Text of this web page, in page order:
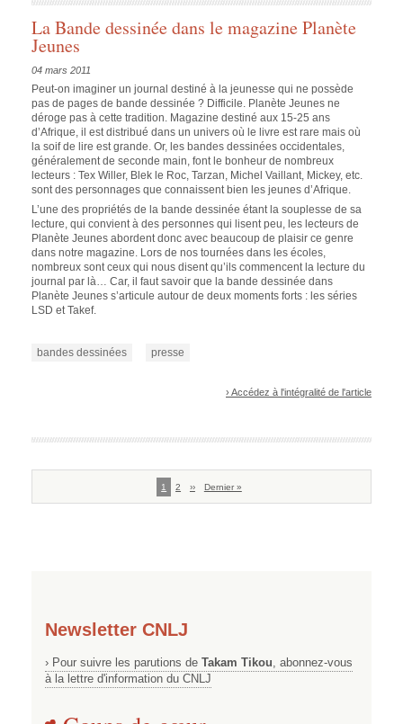
La Bande dessinée dans le magazine Planète
Jeunes
04 mars 2011
Peut-on imaginer un journal destiné à la jeunesse qui ne possède
pas de pages de bande dessinée ? Difficile. Planète Jeunes ne
déroge pas à cette tradition. Magazine destiné aux 15-25 ans
d’Afrique, il est distribué dans un univers où le livre est rare mais où
la soif de lire est grande. Or, les bandes dessinées occidentales,
généralement de seconde main, font le bonheur de nombreux
lecteurs : Tex Willer, Blek le Roc, Tarzan, Michel Vaillant, Mickey, etc.
sont des personnages que connaissent bien les jeunes d’Afrique.
L’une des propriétés de la bande dessinée étant la souplesse de sa
lecture, qui convient à des personnes qui lisent peu, les lecteurs de
Planète Jeunes abordent donc avec beaucoup de plaisir ce genre
dans notre magazine. Lors de nos tournées dans les écoles,
nombreux sont ceux qui nous disent qu’ils commencent la lecture du
journal par là… Car, il faut savoir que la bande dessinée dans
Planète Jeunes s’articule autour de deux moments forts : les séries
LSD etTakef.
bandes dessinées presse
› Accédez à l'intégralité de l'article
Page
1 Page
2
Page
››
Dernière
Dernier »
Newsletter CNLJ
› Pour suivre les parutions de Takam Tikou, abonnez-vous
à la lettre d'information du CNLJ